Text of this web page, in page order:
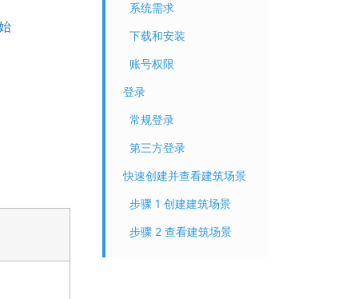
系统需求
下载和安装
账号权限
登录
常规登录
第三方登录
快速创建并查看建筑场景
步骤 1 创建建筑场景
步骤 2 查看建筑场景